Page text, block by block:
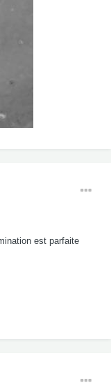
est parfaite